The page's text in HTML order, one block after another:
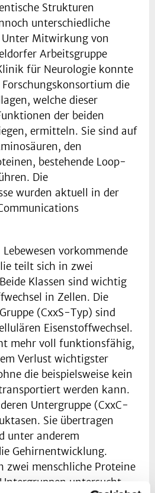
Strukturen
unterschiedliche
Mitwirkung von
Arbeitsgruppe
für Neurologie konnte
die
welche dieser
der beiden
ermitteln. Sie sind auf
den
bestehende Loop-
Die
wurden aktuell in der
vorkommende
teilt sich in zwei
Klassen sind wichtig
in Zellen. Die
(CxxS-Typ) sind
Eisenstoffwechsel.
mehr voll funktionsfähig,
Verlust wichtigster
die beispielsweise kein
werden kann.
Untergruppe (CxxC-
Sie übertragen
unter anderem
Gehirnentwicklung.
zwei menschliche Proteine
untersucht.